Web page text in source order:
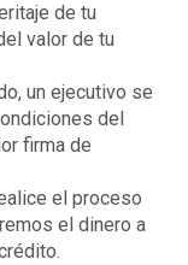
de tu
valor de tu
un ejecutivo se
del
firma de
el proceso
el dinero a